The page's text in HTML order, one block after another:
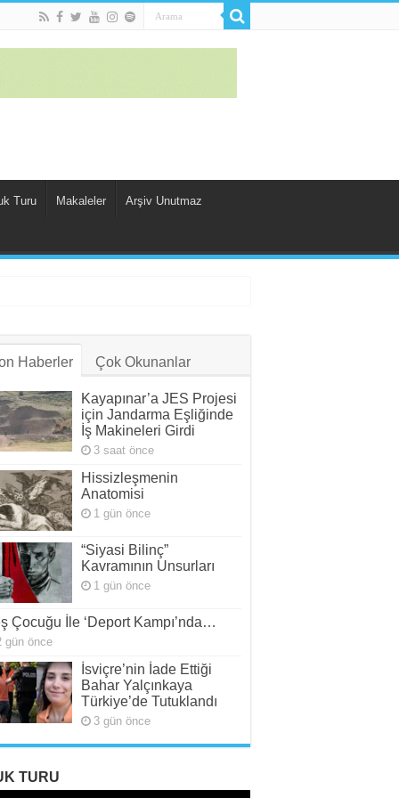
Turu Makaleler Arşiv Unutmaz
Haberler Çok Okunanlar
Kayapınar’a JES Projesi
için Jandarma Eşliğinde
İş Makineleri Girdi
3 saat önce
Hissizleşmenin
Anatomisi
1 gün önce
“Siyasi Bilinç”
Kavramının Unsurları
1 gün önce
Çocuğu İle ‘Deport Kampı’nda…
gün önce
İsviçre’nin İade Ettiği
Bahar Yalçınkaya
Türkiye’de Tutuklandı
3 gün önce
TURU